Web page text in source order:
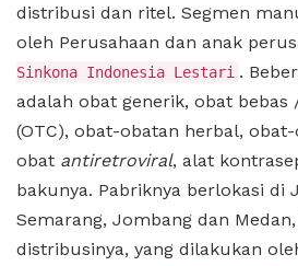
distribusi dan ritel. Segmen
oleh Perusahaan dan anak
Sinkona Indonesia Lestari .
adalah obat generik, obat bebas
(OTC), obat-obatan herbal,
obat antiretroviral, alat
bakunya. Pabriknya berlokasi di
Semarang, Jombang dan
distribusinya, yang dilakukan